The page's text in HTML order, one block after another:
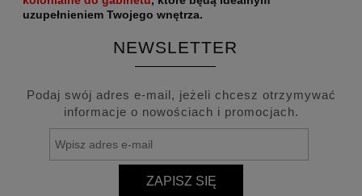
uzupełnieniem Twojego wnętrza.
NEWSLETTER
Podaj swój adres e-mail, jeżeli chcesz otrzymywać
informacje o nowościach i promocjach.
ZAPISZ SIĘ